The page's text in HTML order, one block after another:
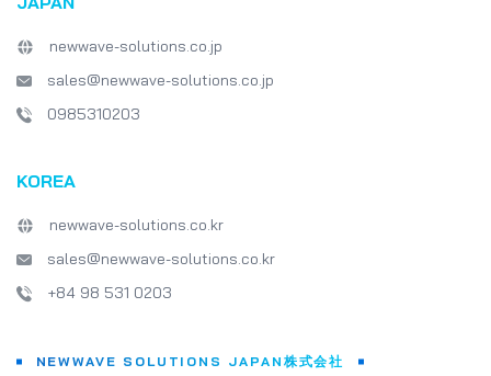
newwave-solutions.co.jp
sales@newwave-solutions.co.jp
0985310203
KOREA
newwave-solutions.co.kr
sales@newwave-solutions.co.kr
+84 98 531 0203
NEWWAVE SOLUTIONS JAPAN株式会社